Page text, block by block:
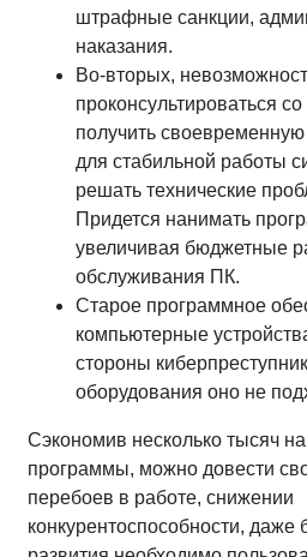
штрафные санкции,
наказания.
Во-вторых,
проконсультироваться
получить
для стабильной работы
решать технические
Придется нанимать
увеличивая бюджетные
обслуживания ПК.
Старое программное
компьютерные
стороны
оборудования оно не
Сэкономив несколько тысяч
программы, можно довести
перебоев в работе, снижении
конкурентоспособности, даже